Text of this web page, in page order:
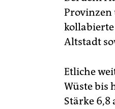
Provinzen
Altstadt
Etliche
Wüste bis
Stärke